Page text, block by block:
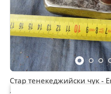
Стар тенекеджийски чук -